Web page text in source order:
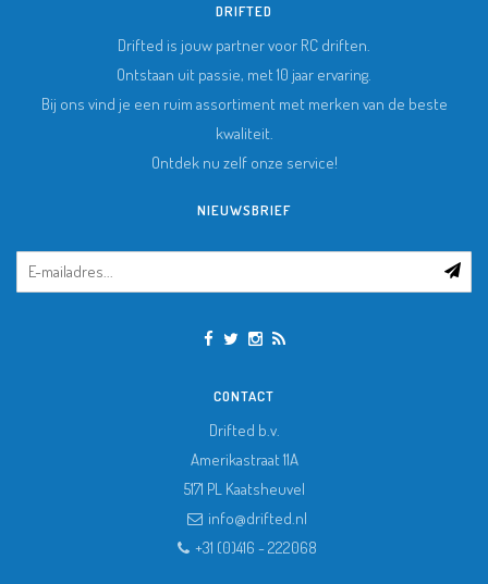
DRIFTED
Drifted is jouw partner voor RC driften.
Ontstaan uit passie, met 10 jaar ervaring.
Bij ons vind je een ruim assortiment met merken van de beste
kwaliteit.
Ontdek nu zelf onze service!
NIEUWSBRIEF
CONTACT
Drifted b.v.
Amerikastraat 11A
5171 PL Kaatsheuvel
info@drifted.nl
+31 (0)416 - 222068